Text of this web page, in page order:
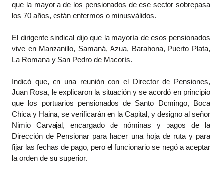
que la mayoría de los pensionados de ese sector sobrepasa
los 70 años, están enfermos o minusválidos.
El dirigente sindical dijo que la mayoría de esos pensionados
vive en Manzanillo, Samaná, Azua, Barahona, Puerto Plata,
La Romana y San Pedro de Macorís.
Indicó que, en una reunión con el Director de Pensiones,
Juan Rosa, le explicaron la situación y se acordó en principio
que los portuarios pensionados de Santo Domingo, Boca
Chica y Haina, se verificarán en la Capital, y designo al señor
Nimio Carvajal, encargado de nóminas y pagos de la
Dirección de Pensionar para hacer una hoja de ruta y para
fijar las fechas de pago, pero el funcionario se negó a aceptar
la orden de su superior.